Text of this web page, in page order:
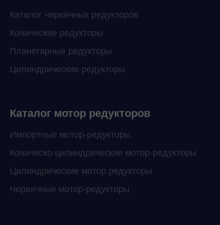
Каталог червячных редукторов
Конические редукторы
Планетарные редукторы
Цилиндрические редукторы
Каталог мотор редукторов
Импортные мотор-редукторы
Коническо-цилиндрические мотор-редукторы
Цилиндрические мотор редукторы
Червячные мотор-редукторы